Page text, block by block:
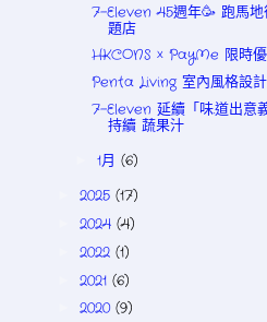
7-Eleven 45週年🥳 跑馬地
題店
HKCONS × PayMe 限時
Penta Living 室內風格設
7-Eleven 延續「味.道出意
持續 蔬果汁
1月 (6)
2025 (17)
2024 (4)
2022 (1)
2021 (6)
2020 (9)